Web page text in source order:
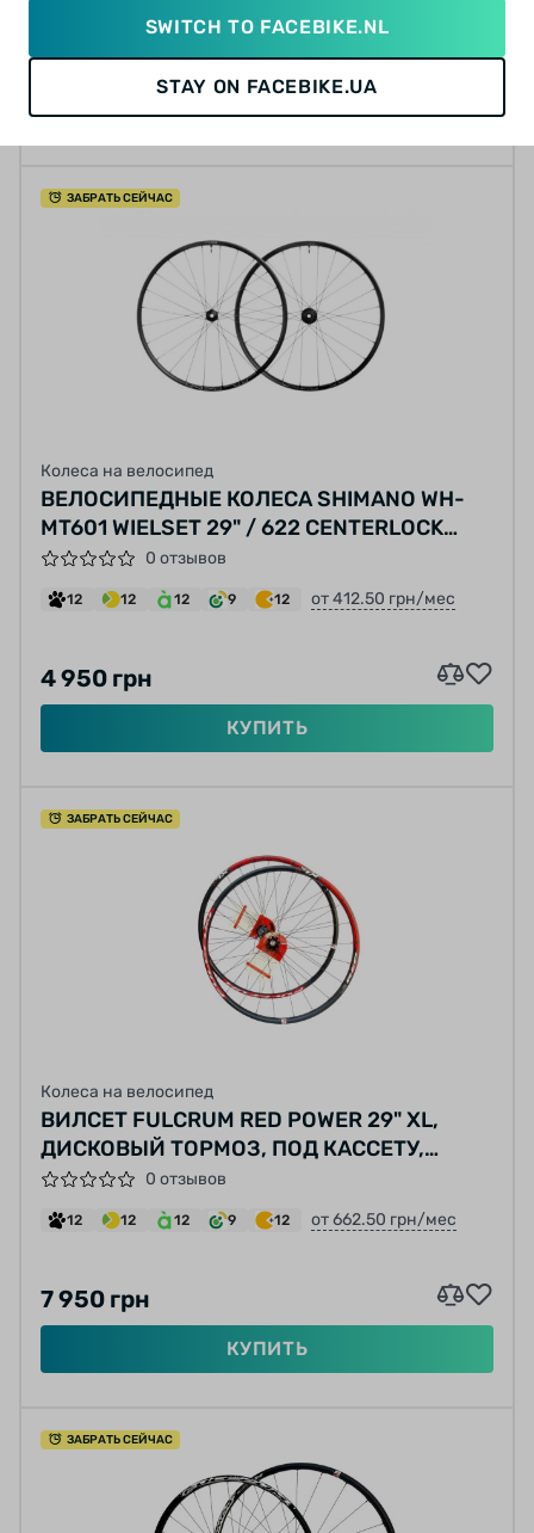
4 490 грн
ЗАБРАТЬ СЕЙЧАС
Колеса на велосипед
ВЕЛОСИПЕДНЫЕ КОЛЕСА SHIMANO WH-
MT601 WIELSET 29" / 622 CENTERLOCK
MICRO SPLINE 12-SPEED TUBELESS
0 отзывов
12 12 12 9 12 от 412.50 грн/мес
4 950 грн
КУПИТЬ
ЗАБРАТЬ СЕЙЧАС
Колеса на велосипед
ВИЛСЕТ FULCRUM RED POWER 29" XL,
ДИСКОВЫЙ ТОРМОЗ, ПОД КАССЕТУ,
28/24-ОТВЕРСТИЯ, 8-10-СКОРОСТЕЙ,
ЧЕРНЫЙ
0 отзывов
12 12 12 9 12 от 662.50 грн/мес
7 950 грн
КУПИТЬ
ЗАБРАТЬ СЕЙЧАС
SWITCH TO FACEBIKE.NL
STAY ON FACEBIKE.UA